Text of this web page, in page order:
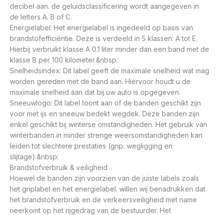
decibel aan. de geluidsclassificering wordt aangegeven in
de letters A. B of C.
Energielabel: Het energielabel is ingedeeld op basis van
brandstofefficiëntie. Deze is verdeeld in 5 klassen: A tot E.
Hierbij verbruikt klasse A 0.1 liter minder dan een band met de
klasse B per 100 kilometer.&nbsp:
Snelheidsindex: Dit label geeft de maximale snelheid wat mag
worden gereden met de band aan. Hiervoor houdt u de
maximale snelheid aan dat bij uw auto is opgegeven.
Sneeuwlogo: Dit label toont aan of de banden geschikt zijn
voor met ijs en sneeuw bedekt wegdek. Deze banden zijn
enkel geschikt bij winterse omstandigheden. Het gebruik van
winterbanden in minder strenge weersomstandigheden kan
leiden tot slechtere prestaties (grip. wegligging en
slijtage).&nbsp:
Brandstofverbruik & veiligheid
Hoewel de banden zijn voorzien van de juiste labels zoals
het griplabel en het energielabel. willen wij benadrukken dat
het brandstofverbruik en de verkeersveiligheid met name
neerkomt op het rijgedrag van de bestuurder. Het